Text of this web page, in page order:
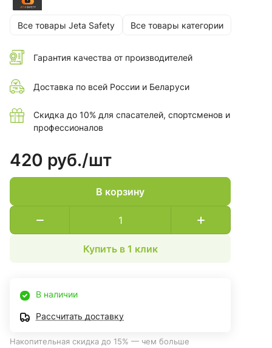
Все товары Jeta Safety Все товары категории
Гарантия качества от производителей
Доставка по всей России и Беларуси
Скидка до 10% для спасателей, спортсменов и
профессионалов
420 руб./шт
В корзину
Купить в 1 клик
В наличии
Рассчитать доставку
Накопительная скидка до 15% — чем больше